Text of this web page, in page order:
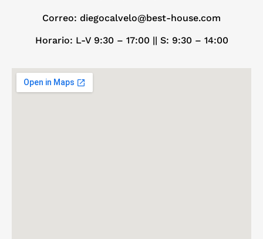
Correo: diegocalvelo@best-house.com
Horario: L-V 9:30 – 17:00 || S: 9:30 – 14:00